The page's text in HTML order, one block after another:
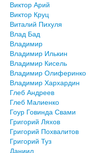
Виктор Арий
Виктор Круц
Виталий Пихуля
Влад Бад
Владимир
Владимир Илькин
Владимир Кисель
Владимир Олиферинко
Владимир Хархардин
Глеб Андреев
Глеб Малиенко
Гоур Говинда Свами
Григорий Ляхов
Григорий Похвалитов
Григорий Туз
Даниил